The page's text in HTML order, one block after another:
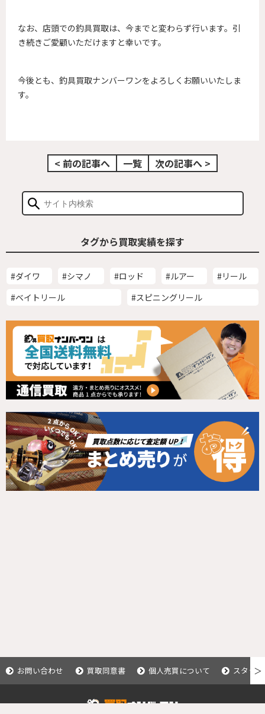
なお、店頭での釣具買取は、今までと変わらず行います。引
き続きご愛顧いただけますと幸いです。
今後とも、釣具買取ナンバーワンをよろしくお願いいたしま
す。
< 前の記事へ 一覧 次の記事へ >
タグから買取実績を探す
#ダイワ #シマノ #ロッド #ルアー
#リール
#ベイトリール
#スピニングリール
お問い合わせ 買取同意書 個人売買について スタッ＞